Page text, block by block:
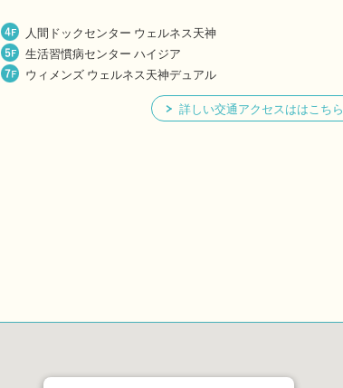
人間ドックセンター ウェルネス天神
生活習慣病センター ハイジア
ウィメンズ ウェルネス天神デュアル
詳しい交通アクセスははこちら